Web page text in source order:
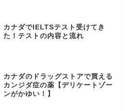
カナダでIELTSテスト受けてき
た！テストの内容と流れ
カナダのドラッグストアで買える
カンジダ症の薬【デリケートゾー
ンがかゆい！】